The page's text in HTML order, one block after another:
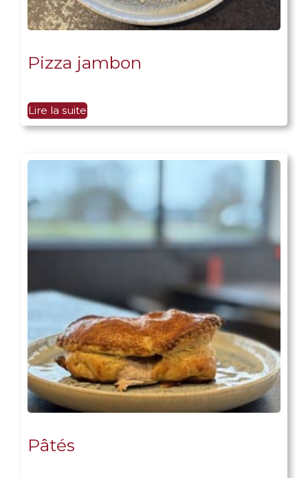
Pizza jambon
Lire la suite
Pâtés